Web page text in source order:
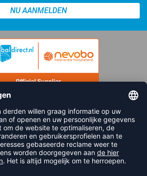
NU AANMELDEN
FOLLOW US